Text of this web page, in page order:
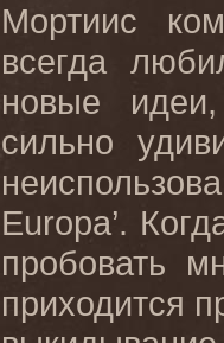
Мортиис
всегда
новые
сильно
Europa’.
пробовать
приходится